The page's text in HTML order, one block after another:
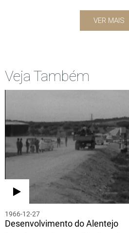
VER MAIS
Veja Também
1966-12-27
Desenvolvimento do Alentejo